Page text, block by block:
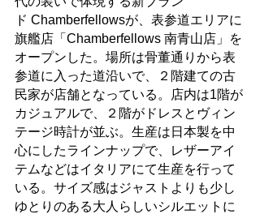
ド Chamberfellowsが、表参道エリアに
旗艦店「Chamberfellows 南青山店」を
オープンした。場所は骨董通りから表
参道に入った道沿いで、２階建ての古
民家が店舗となっている。店内は1階が
カジュアルで、２階がドレスとヴィン
テージ時計が並ぶ。生産は日本製を中
心にしたラインナップで、レザーアイ
テムなどはイタリアにて生産を行って
いる。サイズ感はジャストよりも少し
ゆとりのある大人らしいシルエットに